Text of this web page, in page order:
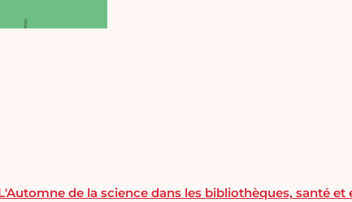
de la science dans les bibliothèques, santé